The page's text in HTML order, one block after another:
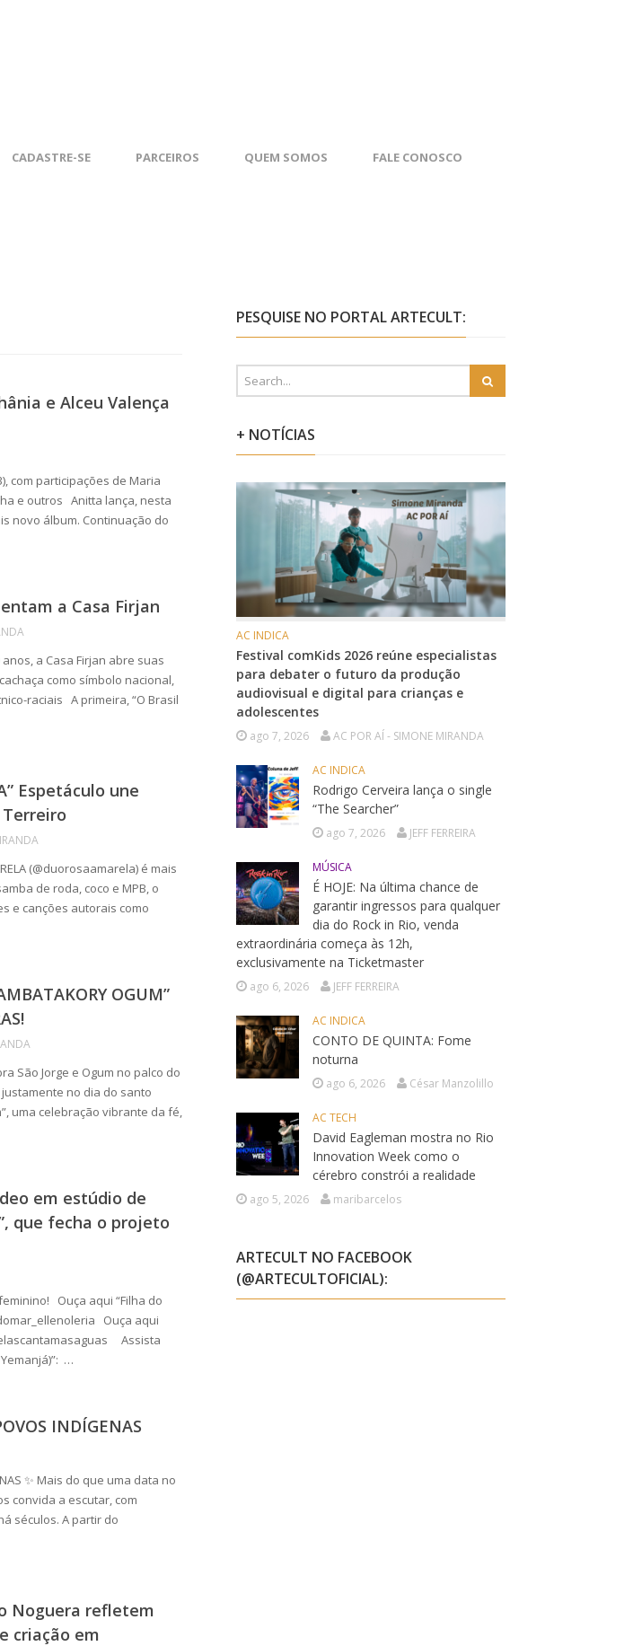
CADASTRE-SE PARCEIROS QUEM SOMOS FALE CONOSCO
e Alceu Valença
com participações de Maria
e outros Anitta lança, nesta
novo álbum. Continuação do
a Casa Firjan
a Casa Firjan abre suas
como símbolo nacional,
raciais A primeira, “O Brasil
Espetáculo une
(@duorosaamarela) é mais
de roda, coco e MPB, o
e canções autorais como
OGUM”
São Jorge e Ogum no palco do
no dia do santo
uma celebração vibrante da fé,
em estúdio de
que fecha o projeto
Ouça aqui “Filha do
Ouça aqui
elascantamasaguas Assista
…
INDÍGENAS
✨ Mais do que uma data no
convida a escutar, com
séculos. A partir do
Noguera refletem
criação em
PESQUISE NO PORTAL ARTECULT:
+ NOTÍCIAS
AC INDICA
Festival comKids 2026 reúne especialistas
para debater o futuro da produção
audiovisual e digital para crianças e
adolescentes
ago 7, 2026 AC POR AÍ - SIMONE MIRANDA
AC INDICA
Rodrigo Cerveira lança o single
“The Searcher”
ago 7, 2026 JEFF FERREIRA
MÚSICA
É HOJE: Na última chance de
garantir ingressos para qualquer
dia do Rock in Rio, venda
extraordinária começa às 12h,
exclusivamente na Ticketmaster
ago 6, 2026 JEFF FERREIRA
AC INDICA
CONTO DE QUINTA: Fome
noturna
ago 6, 2026 César Manzolillo
AC TECH
David Eagleman mostra no Rio
Innovation Week como o
cérebro constrói a realidade
ago 5, 2026 maribarcelos
ARTECULT NO FACEBOOK
(@ARTECULTOFICIAL):